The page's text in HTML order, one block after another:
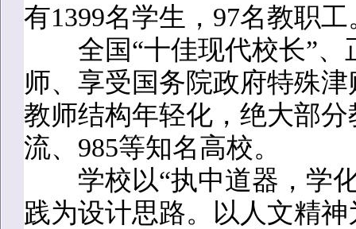
有1399名学生，97名教职工
全国“十佳现代校长”、
师、享受国务院政府特殊
教师结构年轻化，绝大部
流、985等知名高校。
学校以“执中道器，学化
践为设计思路。以人文精